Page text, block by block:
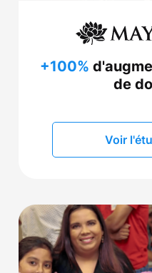
+100%
de
Voir